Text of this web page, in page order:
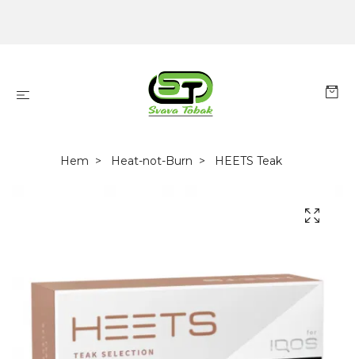
Hem Heat-not-Burn HEETS Teak